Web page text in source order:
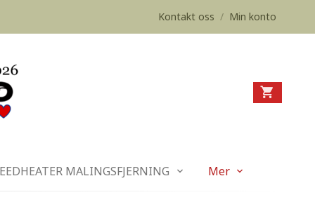
Kontakt oss / Min konto
MALINGSFJERNING Mer